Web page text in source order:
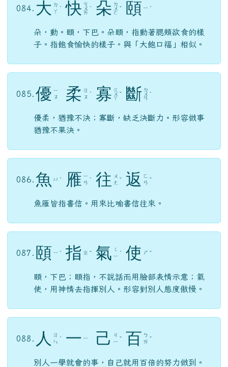
084. 大 ㄉ
ㄚ ˋ 快 ㄎ
ㄨ
ㄞ
ˋ 朵 ㄉ
ㄨ
ㄛ
ˇ 頤 ㄧ ˊ
朵，動。頤，下巴。朵頤，指動著腮頰欲食的樣
子。指飽食愉快的樣子。與「大飽口福」相似。
085. 優 ㄧ
ㄡ
柔 ㄖ
ㄡ ˊ 寡 ㄍ
ㄨ
ㄚ
ˇ 斷 ㄉ
ㄨ
ㄢ
ˋ
優柔，猶豫不決；寡斷，缺乏決斷力。形容做事
猶豫不果決。
086. 魚 ㄩ ˊ 雁 ㄧ
ㄢ ˋ 往 ㄨ
ㄤ ˇ 返 ㄈ
ㄢ ˇ
魚雁皆指書信。用來比喻書信往來。
087. 頤 ㄧ ˊ 指 ㄓ ˇ 氣 ㄑ
ㄧ ˋ 使 ㄕ ˇ
頤，下巴；頤指，不說話而用臉部表情示意；氣
使，用神情去指揮別人。形容對別人態度傲慢。
088. 人
ㄖ
ㄣ ˊ 一 ㄧ 己
ㄐ
ㄧ ˇ 百 ㄅ
ㄞ ˇ
別人一學就會的事，自己就用百倍的努力做到。